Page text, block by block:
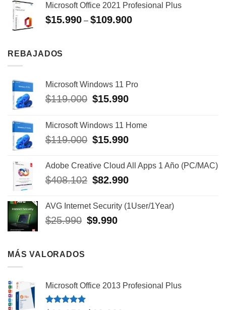
era:
$23.990.
es:
$9.990.
Microsoft Office 2021 Profesional Plus
$15.990 – $109.900
REBAJADOS
Microsoft Windows 11 Pro
$119.000 El
era:
$119.000.
$15.990El
es:
$15.990.
Microsoft Windows 11 Home
$119.000 El
era:
$119.000.
$15.990El
es:
$15.990.
Adobe Creative Cloud All Apps 1 Año (PC/MAC)
$408.102 El
era:
$408.102.
$82.990El
es:
AVG Internet Security (1User/1Year)
$25.990 El
$9.990El
MÁS VALORADOS
Microsoft Office 2013 Profesional Plus